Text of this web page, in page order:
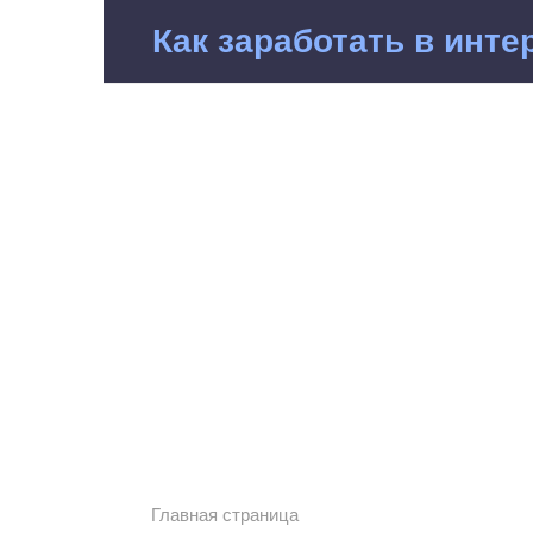
Как заработать в
Главная страница